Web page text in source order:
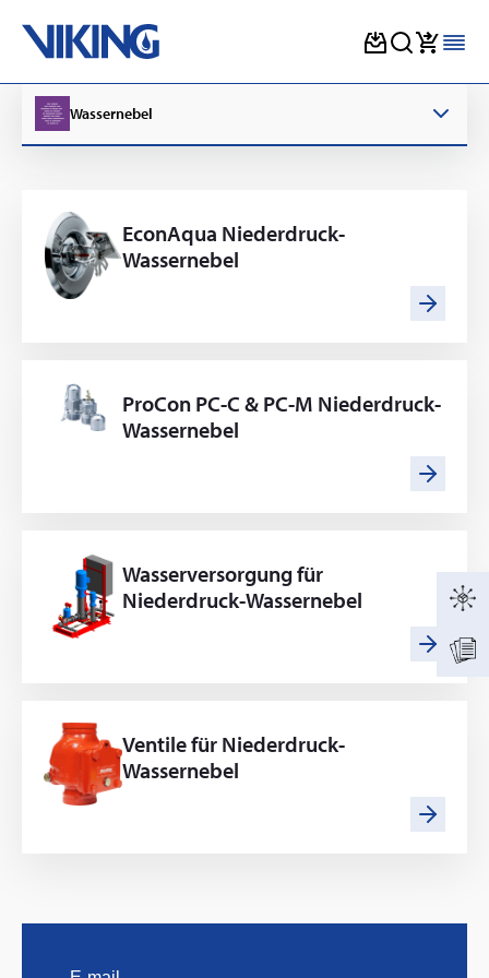
content
Wassernebel
EconAqua Niederdruck-
Wassernebel
ProCon PC-C & PC-M Niederdruck-
Wassernebel
Wasserversorgung für
Niederdruck-Wassernebel
Ventile für Niederdruck-
Wassernebel